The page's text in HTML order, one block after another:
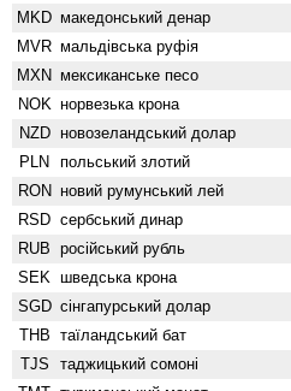
MKD македонський денар
MVR мальдівська руфія
MXN мексиканське песо
NOK норвезька крона
NZD ново­зеландський долар
PLN польський злотий
RON новий румунський лей
RSD сербський динар
RUB російський рубль
SEK шведська крона
SGD сінгапурський долар
THB таїландський бат
TJS таджицький сомоні